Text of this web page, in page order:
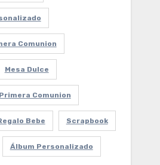
Comunion
Mesa Dulce
Primera Comunion
Bebe Scrapbook
Álbum Personalizado